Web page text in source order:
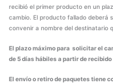
recibió el primer producto en un
cambio. El producto fallado deberá
convenir a nombre del destinatario
El plazo máximo para solicitar el
de 5 días hábiles a partir de
El envío o retiro de paquetes tiene